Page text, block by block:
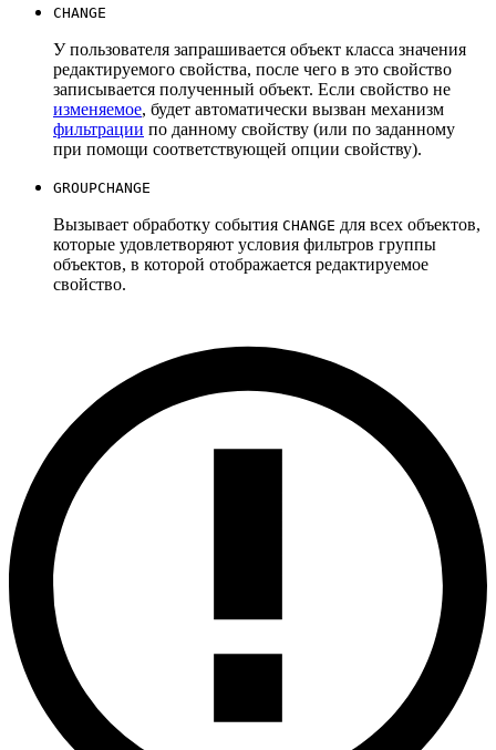
CHANGE
У пользователя запрашивается объект класса значения
редактируемого свойства, после чего в это свойство
записывается полученный объект. Если свойство не
изменяемое, будет автоматически вызван механизм
фильтрации по данному свойству (или по заданному
при помощи соответствующей опции свойству).
GROUPCHANGE
Вызывает обработку события CHANGE для всех объектов,
которые удовлетворяют условия фильтров группы
объектов, в которой отображается редактируемое
свойство.